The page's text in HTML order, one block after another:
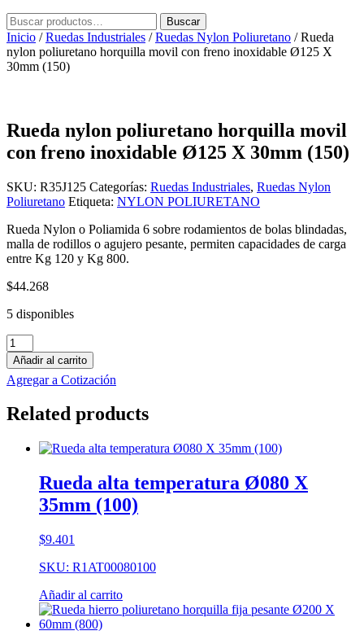
Buscar
por:
Buscar
Inicio /Ruedas Industriales /Ruedas Nylon Poliuretano / Rueda
nylon poliuretano horquilla movil con freno inoxidable Ø125 X
30mm (150)
Rueda nylon poliuretano horquilla movil
con freno inoxidable Ø125 X 30mm (150)
SKU: R35J125 Categorías: Ruedas Industriales, Ruedas Nylon
Poliuretano Etiqueta: NYLON POLIURETANO
Rueda Nylon o Poliamida 6 sobre rodamientos de bolas blindadas,
malla de rodillos o agujero pesante, permiten capacidades de carga
entre Kg 120 y Kg 800.
$44.268
5 disponibles
Rueda
nylon
poliuretano
horquilla
con
inoxidable
cantidad
Añadir al carrito
Agregar a Cotización
Related products
Rueda alta temperatura Ø080 X
35mm (100)
$9.401
SKU: R1AT00080100
Añadir al carrito